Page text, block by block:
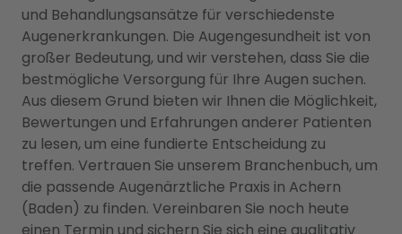
und Behandlungsansätze für verschiedenste
Augenerkrankungen. Die Augengesundheit ist von
großer Bedeutung, und wir verstehen, dass Sie die
bestmögliche Versorgung für Ihre Augen suchen.
Aus diesem Grund bieten wir Ihnen die Möglichkeit,
Bewertungen und Erfahrungen anderer Patienten
zu lesen, um eine fundierte Entscheidung zu
treffen. Vertrauen Sie unserem Branchenbuch, um
die passende Augenärztliche Praxis in Achern
(Baden) zu finden. Vereinbaren Sie noch heute